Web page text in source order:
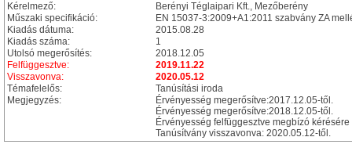
Kérelmező:
Berényi Téglaipari Kft., Mezőberény
Műszaki specifikáció:
EN 15037-3:2009+A1:2011 szabvány ZA
Kiadás dátuma:
2015.08.28
Kiadás száma:
1
Utolsó megerősítés:
2018.12.05
Felfüggesztve:
2019.11.22
Visszavonva:
2020.05.12
Témafelelős:
Tanúsítási iroda
Megjegyzés:
Érvényesség megerősítve:2017.12.05-től.
Érvényesség megerősítve:2018.12.05-től.
Érvényesség felfüggesztve megbízó
Tanúsítvány visszavonva: 2020.05.12-től.